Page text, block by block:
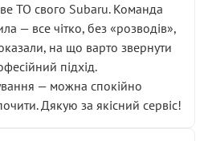
ТО свого Subaru. Команда
— все чітко, без «розводів»,
на що варто звернути
підхід.
— можна спокійно
Дякую за якісний сервіс!